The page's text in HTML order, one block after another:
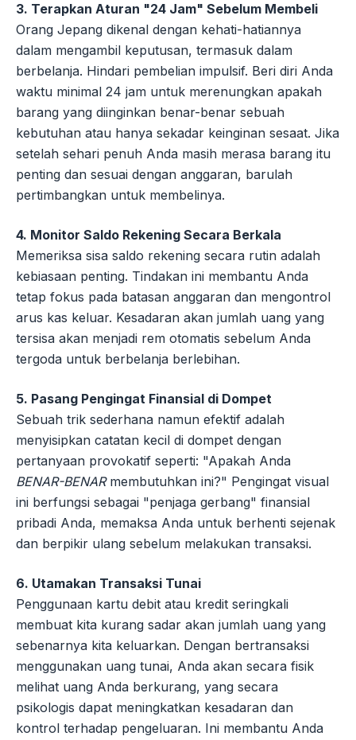
3. Terapkan Aturan "24 Jam" Sebelum Membeli
Orang Jepang dikenal dengan kehati-hatiannya
dalam mengambil keputusan, termasuk dalam
berbelanja. Hindari pembelian impulsif. Beri diri Anda
waktu minimal 24 jam untuk merenungkan apakah
barang yang diinginkan benar-benar sebuah
kebutuhan atau hanya sekadar keinginan sesaat. Jika
setelah sehari penuh Anda masih merasa barang itu
penting dan sesuai dengan anggaran, barulah
pertimbangkan untuk membelinya.
4. Monitor Saldo Rekening Secara Berkala
Memeriksa sisa saldo rekening secara rutin adalah
kebiasaan penting. Tindakan ini membantu Anda
tetap fokus pada batasan anggaran dan mengontrol
arus kas keluar. Kesadaran akan jumlah uang yang
tersisa akan menjadi rem otomatis sebelum Anda
tergoda untuk berbelanja berlebihan.
5. Pasang Pengingat Finansial di Dompet
Sebuah trik sederhana namun efektif adalah
menyisipkan catatan kecil di dompet dengan
pertanyaan provokatif seperti: "Apakah Anda
BENAR-BENARmembutuhkan ini?" Pengingat visual
ini berfungsi sebagai "penjaga gerbang" finansial
pribadi Anda, memaksa Anda untuk berhenti sejenak
dan berpikir ulang sebelum melakukan transaksi.
6. Utamakan Transaksi Tunai
Penggunaan kartu debit atau kredit seringkali
membuat kita kurang sadar akan jumlah uang yang
sebenarnya kita keluarkan. Dengan bertransaksi
menggunakan uang tunai, Anda akan secara fisik
melihat uang Anda berkurang, yang secara
psikologis dapat meningkatkan kesadaran dan
kontrol terhadap pengeluaran. Ini membantu Anda